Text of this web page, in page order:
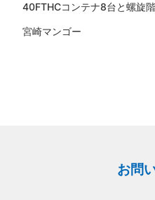
40FTHCコンテナ8台と螺旋
宮崎マンゴー
お問